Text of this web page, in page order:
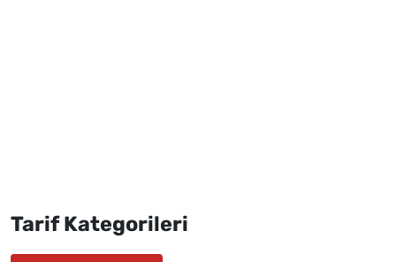
Tarif Kategorileri